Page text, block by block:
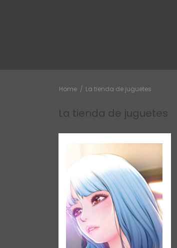
Home La tienda de juguetes
La tienda de juguetes